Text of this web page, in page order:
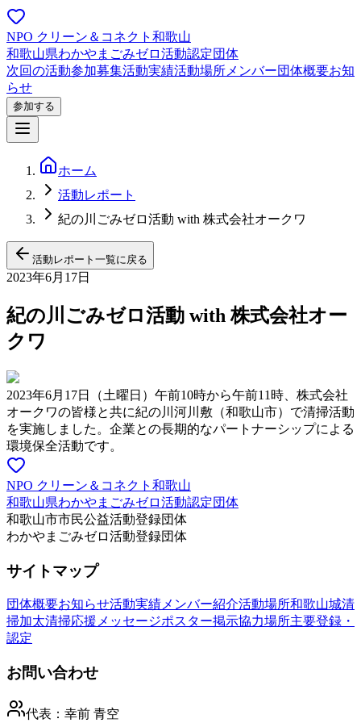
NPO クリーン＆コネクト和歌山
和歌山県わかやまごみゼロ活動認定団体
次回の活動参加募集活動実績活動場所 メンバー団体概要お知
らせ
参加する
ホーム
活動レポート
紀の川ごみゼロ活動 with 株式会社オークワ
活動レポート一覧に戻る
2023年6月17日
紀の川ごみゼロ活動 with 株式会社オー
クワ
2023年6月17日（土曜日）午前10時から午前11時、株式会社
オークワの皆様と共に紀の川河川敷（和歌山市）で清掃活動
を実施しました。企業との長期的なパートナーシップによる
環境保全活動です。
NPO クリーン＆コネクト和歌山
和歌山県わかやまごみゼロ活動認定団体
和歌山市市民公益活動登録団体
わかやまごみゼロ活動登録団体
サイトマップ
団体概要お知らせ活動実績 メンバー紹介活動場所和歌山城清
掃加太清掃応援メッセージポスター掲示協力場所主要登録・
認定
お問い合わせ
代表： 幸前 青空